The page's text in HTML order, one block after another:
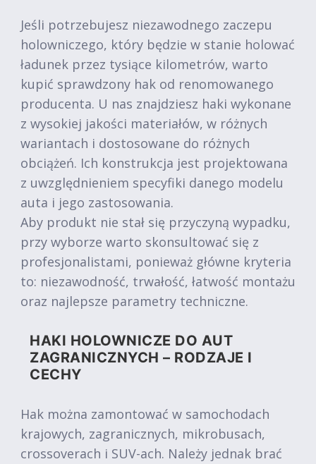
Jeśli potrzebujesz niezawodnego zaczepu
holowniczego, który będzie w stanie holować
ładunek przez tysiące kilometrów, warto
kupić sprawdzony hak od renomowanego
producenta. U nas znajdziesz haki wykonane
z wysokiej jakości materiałów, w różnych
wariantach i dostosowane do różnych
obciążeń. Ich konstrukcja jest projektowana
z uwzględnieniem specyfiki danego modelu
auta i jego zastosowania.
Aby produkt nie stał się przyczyną wypadku,
przy wyborze warto skonsultować się z
profesjonalistami, ponieważ główne kryteria
to: niezawodność, trwałość, łatwość montażu
oraz najlepsze parametry techniczne.
HAKI HOLOWNICZE DO AUT
ZAGRANICZNYCH – RODZAJE I
CECHY
Hak można zamontować w samochodach
krajowych, zagranicznych, mikrobusach,
crossoverach i SUV-ach. Należy jednak brać